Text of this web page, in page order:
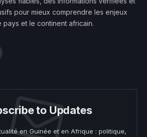
pour mieux comprendre les enjeux
et le continent africain.
to Updates
en Guinée et en Afrique : politique,